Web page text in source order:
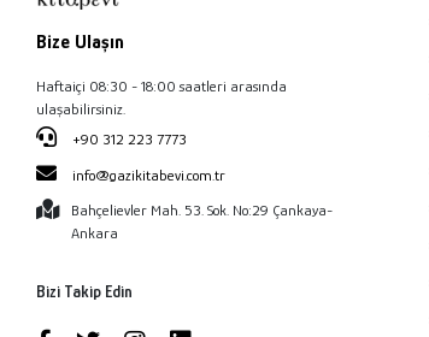
Bize Ulaşın
Haftaiçi 08:30 - 18:00 saatleri arasında
ulaşabilirsiniz.
+90 312 223 7773
info@gazikitabevi.com.tr
Bahçelievler Mah. 53. Sok. No:29 Çankaya-
Ankara
Bizi Takip Edin